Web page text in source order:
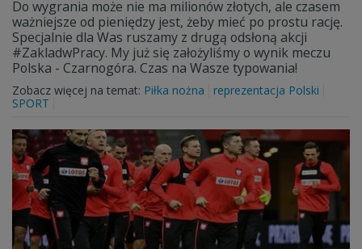
Do wygrania może nie ma milionów złotych, ale czasem
ważniejsze od pieniędzy jest, żeby mieć po prostu rację.
Specjalnie dla Was ruszamy z drugą odsłoną akcji
#ZakladwPracy. My już się założyliśmy o wynik meczu
Polska - Czarnogóra. Czas na Wasze typowania!
Zobacz więcej na temat: Piłka nożna
reprezentacja Polski
SPORT